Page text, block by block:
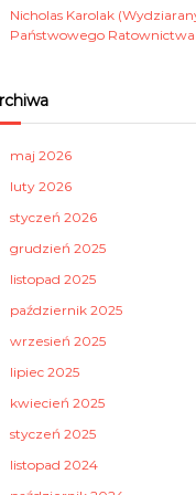
Nicholas Karolak
Państwowego
maj 2026
luty 2026
styczeń 2026
grudzień 2025
listopad 2025
październik 2025
wrzesień 2025
lipiec 2025
kwiecień 2025
styczeń 2025
listopad 2024